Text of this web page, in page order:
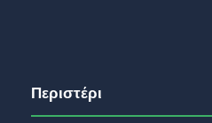
Περιστέρι